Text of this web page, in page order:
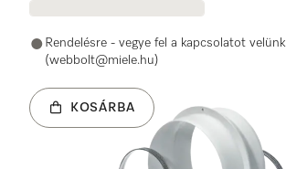
Rendelésre - vegye fel a kapcsolatot velünk
(webbolt@miele.hu)
KOSÁRBA